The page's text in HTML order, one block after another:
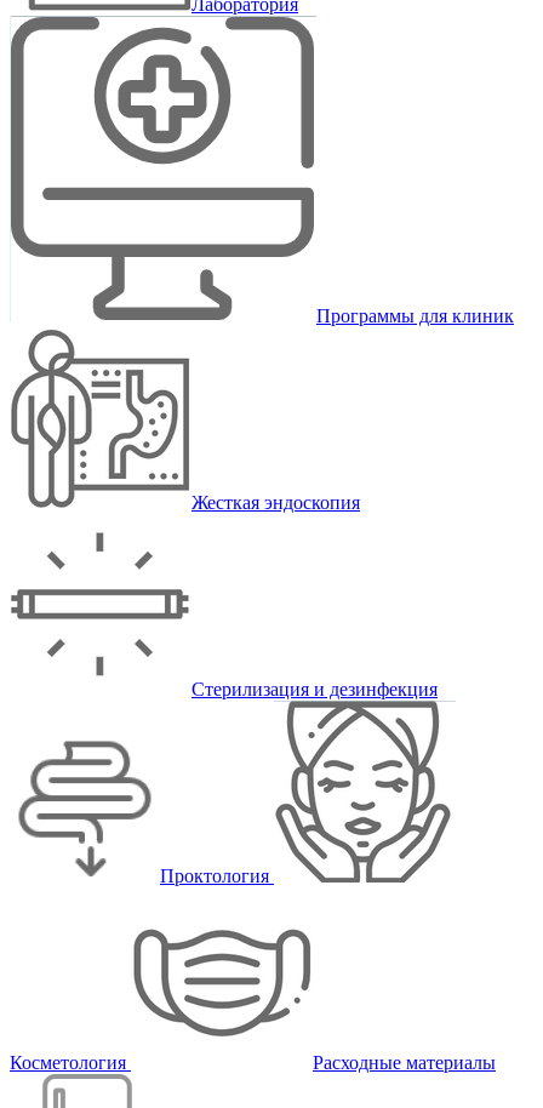
Лаборатория
Программы для клиник
Жесткая эндоскопия
Стерилизация и дезинфекция
Проктология
Косметология Расходные материалы